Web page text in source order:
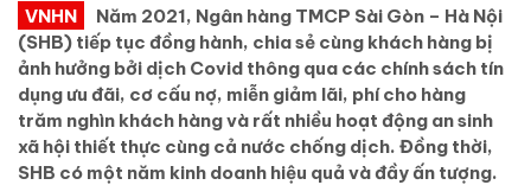
VNHN
Năm 2021, Ngân hàng TMCP Sài Gòn – Hà Nội
(SHB) tiếp tục đồng hành, chia sẻ cùng khách hàng bị
ảnh hưởng bởi dịch Covid thông qua các chính sách tín
dụng ưu đãi, cơ cấu nợ, miễn giảm lãi, phí cho hàng
trăm nghìn khách hàng và rất nhiều hoạt động an sinh
xã hội thiết thực cùng cả nước chống dịch. Đồng thời,
SHB có một năm kinh doanh hiệu quả và đầy ấn tượng.